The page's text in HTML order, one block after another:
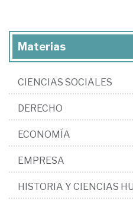
Materias
CIENCIAS SOCIALES
DERECHO
ECONOMÍA
EMPRESA
HISTORIA Y CIENCIAS